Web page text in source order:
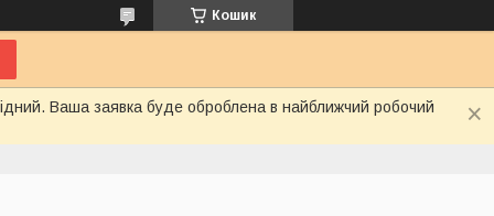
Кошик
Ваша заявка буде оброблена в найближчий робочий